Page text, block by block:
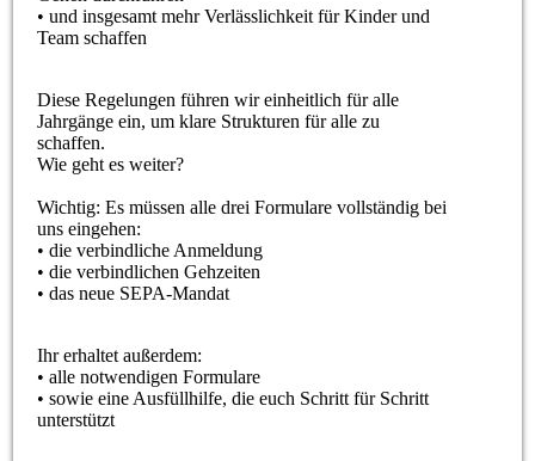
• und insgesamt mehr Verlässlichkeit für Kinder und
Team schaffen
Diese Regelungen führen wir einheitlich für alle
Jahrgänge ein, um klare Strukturen für alle zu
schaffen.
Wie geht es weiter?
Wichtig: Es müssen alle drei Formulare vollständig bei
uns eingehen:
• die verbindliche Anmeldung
• die verbindlichen Gehzeiten
• das neue SEPA-Mandat
Ihr erhaltet außerdem:
• alle notwendigen Formulare
• sowie eine Ausfüllhilfe, die euch Schritt für Schritt
unterstützt